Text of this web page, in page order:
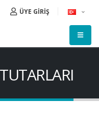
ÜYE GİRİŞ